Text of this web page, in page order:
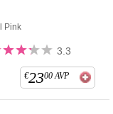
Pink
3.3
€2300 AVP